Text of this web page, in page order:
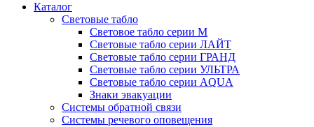
Каталог
Световые табло
Световое табло серии М
Световые табло серии ЛАЙТ
Световые табло серии ГРАНД
Световые табло серии УЛЬТРА
Световые табло серии AQUA
Знаки эвакуации
Системы обратной связи
Системы речевого оповещения